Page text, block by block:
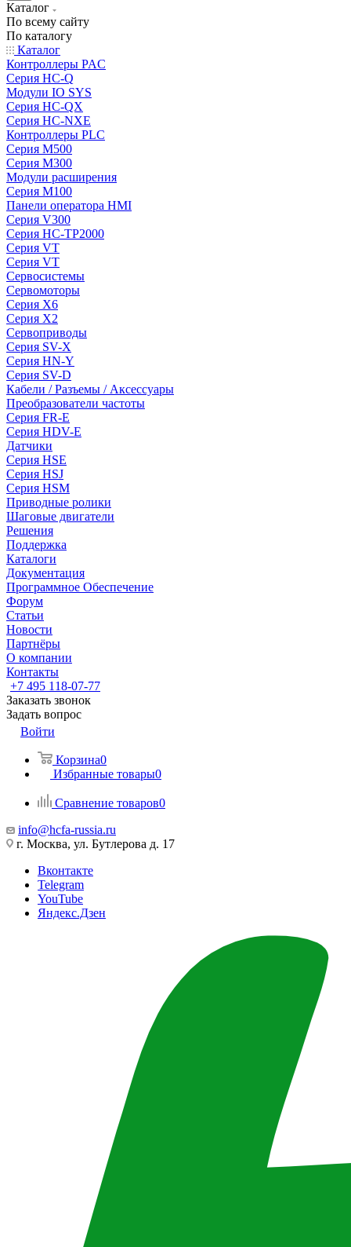
Каталог
По всему сайту
По каталогу
Каталог
Контроллеры PAC
Серия HC-Q
Модули IO SYS
Серия HC-QX
Серия HC-NXE
Контроллеры PLC
Серия M500
Серия M300
Модули расширения
Серия M100
Панели оператора HMI
Серия V300
Серия HC-TP2000
Серия VT
Серия VT
Сервосистемы
Сервомоторы
Серия X6
Серия X2
Сервоприводы
Серия SV-X
Серия HN-Y
Серия SV-D
Кабели / Разъемы / Аксессуары
Преобразователи частоты
Серия FR-E
Серия HDV-E
Датчики
Серия HSE
Серия HSJ
Серия HSM
Приводные ролики
Шаговые двигатели
Решения
Поддержка
Каталоги
Документация
Программное Обеспечение
Форум
Статьи
Новости
Партнёры
О компании
Контакты
+7 495 118-07-77
Заказать звонок
Задать вопрос
Войти
Корзина0
Избранные товары0
Сравнение товаров0
info@hcfa-russia.ru
г. Москва, ул. Бутлерова д. 17
Вконтакте
Telegram
YouTube
Яндекс.Дзен